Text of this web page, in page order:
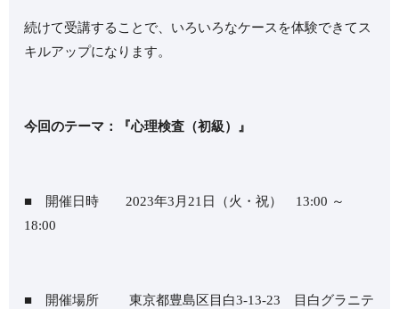
続けて受講することで、いろいろなケースを体験できてス
キルアップになります。
今回のテーマ：『心理検査（初級）』
■ 開催日時 2023年3月21日（火・祝） 13:00 ～
18:00
■ 開催場所 東京都豊島区目白3-13-23 目白グラニテ